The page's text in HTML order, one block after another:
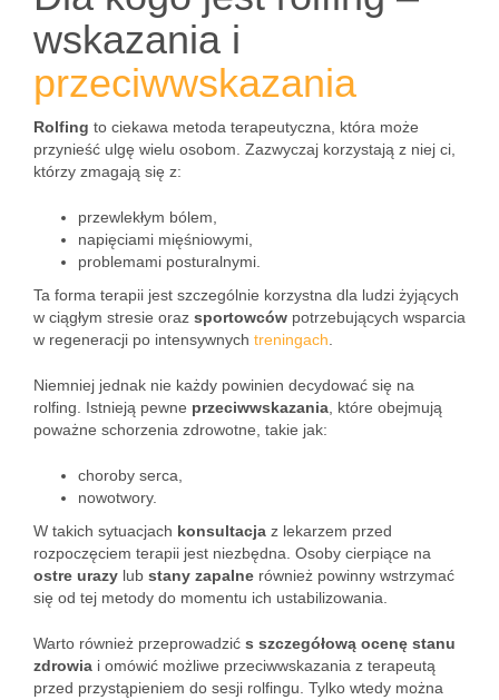
wskazania i
przeciwwskazania
Rolfing to ciekawa metoda terapeutyczna, która może
przynieść ulgę wielu osobom. Zazwyczaj korzystają z niej ci,
którzy zmagają się z:
przewlekłym bólem,
napięciami mięśniowymi,
problemami posturalnymi.
Ta forma terapii jest szczególnie korzystna dla ludzi żyjących
w ciągłym stresie oraz sportowców potrzebujących wsparcia
w regeneracji po intensywnych treningach
Niemniej jednak nie każdy powinien decydować się na
rolfing. Istnieją pewne przeciwwskazania , które obejmują
poważne schorzenia zdrowotne, takie jak:
choroby serca,
nowotwory.
W takich sytuacjach konsultacja z lekarzem przed
rozpoczęciem terapii jest niezbędna. Osoby cierpiące na
ostre urazy lub stany zapalne również powinny wstrzymać
się od tej metody do momentu ich ustabilizowania.
Warto również przeprowadzić s szczegółową ocenę stanu
zdrowia i omówić możliwe przeciwwskazania z terapeutą
przed przystąpieniem do sesji rolfingu. Tylko wtedy można